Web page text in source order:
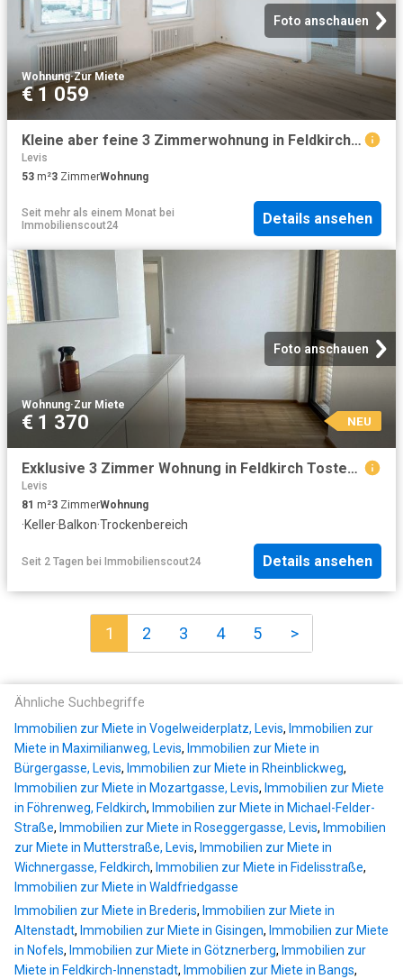
Foto anschauen
Wohnung·Zur Miete
€ 1 059
Kleine aber feine 3 Zimmerwohnung in Feldkirch Rappenwald
Levis
53 m²3 ZimmerWohnung
Seit mehr als einem Monat bei
Immobilienscout24
Details ansehen
Foto anschauen
Wohnung·Zur Miete
€ 1 370 NEU
Exklusive 3 Zimmer Wohnung in Feldkirch Tosters mit wundervoller Aussicht
Levis
81 m²3 ZimmerWohnung
·Keller·Balkon·Trockenbereich
Seit 2 Tagen bei Immobilienscout24 Details ansehen
1 2 3 4 5 >
Ähnliche Suchbegriffe
Immobilien zur Miete in Vogelweiderplatz, Levis, Immobilien zur
Miete in Maximilianweg, Levis, Immobilien zur Miete in
Bürgergasse, Levis, Immobilien zur Miete in Rheinblickweg,
Immobilien zur Miete in Mozartgasse, Levis, Immobilien zur Miete
in Föhrenweg, Feldkirch, Immobilien zur Miete in Michael-Felder-
Straße, Immobilien zur Miete in Roseggergasse, Levis, Immobilien
zur Miete in Mutterstraße, Levis, Immobilien zur Miete in
Wichnergasse, Feldkirch, Immobilien zur Miete in Fidelisstraße,
Immobilien zur Miete in Waldfriedgasse
Immobilien zur Miete in Brederis, Immobilien zur Miete in
Altenstadt, Immobilien zur Miete in Gisingen, Immobilien zur Miete
in Nofels, Immobilien zur Miete in Götznerberg, Immobilien zur
Miete in Feldkirch-Innenstadt, Immobilien zur Miete in Bangs,